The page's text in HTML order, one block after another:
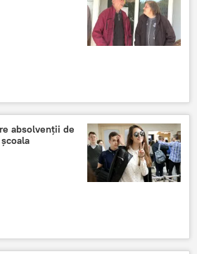
absolvenţii de